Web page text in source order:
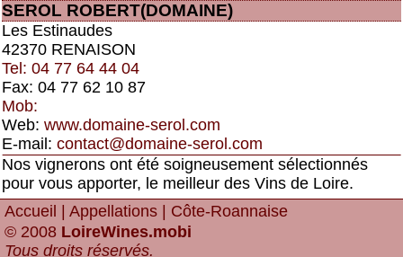
SEROL ROBERT(DOMAINE)
Les Estinaudes
42370 RENAISON
Tel: 04 77 64 44 04
Fax: 04 77 62 10 87
Mob:
Web: www.domaine-serol.com
E-mail: contact@domaine-serol.com
Nos vignerons ont été soigneusement sélectionnés
pour vous apporter, le meilleur des Vins de Loire.
Accueil
Appellations
| Côte-Roannaise
© 2008 LoireWines.mobi
Tous droits réservés.